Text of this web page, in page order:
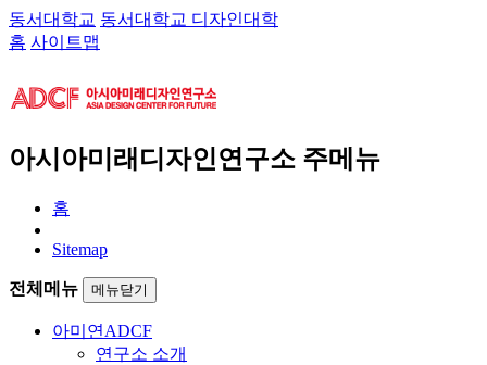
동서대학교 동서대학교 디자인대학
홈 사이트맵
아시아미래디자인연구소 주메뉴
홈
Sitemap
전체메뉴 메뉴닫기
아미연 ADCF
연구소 소개